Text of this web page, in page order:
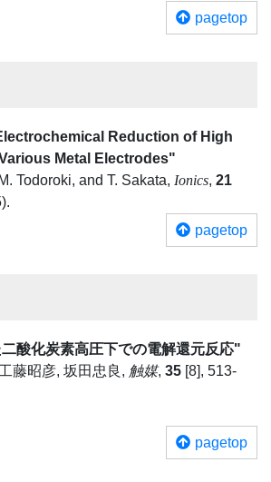
pagetop
Reduction of High
Metal Electrodes"
Todoroki, and T. Sakata, Ionics, 21
pagetop
酸化炭素高圧下での電解還元反応"
藤昭彦, 坂田忠良, 触媒, 35 [8], 513-
pagetop